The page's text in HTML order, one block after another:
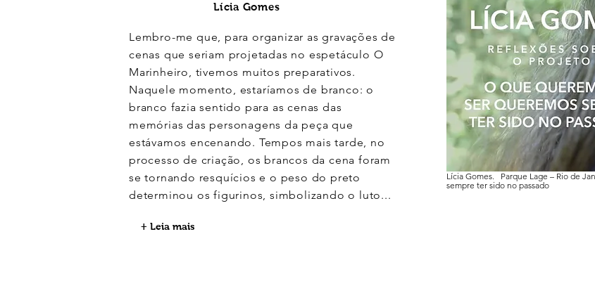
Lícia Gomes
Lembro-me que, para organizar as gravações de
cenas que seriam projetadas no espetáculo O
Marinheiro, tivemos muitos preparativos.
Naquele momento, estaríamos de branco: o
branco fazia sentido para as cenas das
memórias das personagens da peça que
estávamos encenando. Tempos mais tarde, no
processo de criação, os brancos da cena foram
se tornando resquícios e o peso do preto
determinou os figurinos, simbolizando o luto...
Lícia Gomes. Parque Lage – Rio de
sempre ter sido no passado
+ Leia mais